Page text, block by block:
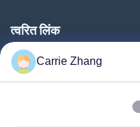
त्वरित लिंक
घर
उत्पाद
Carrie Zhang